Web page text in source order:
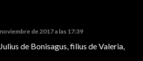
de 2017 a las 17:39
de Bonisagus, filius de Valeria,